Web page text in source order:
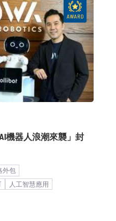
機器人浪潮來襲」封
外包
人工智慧應用